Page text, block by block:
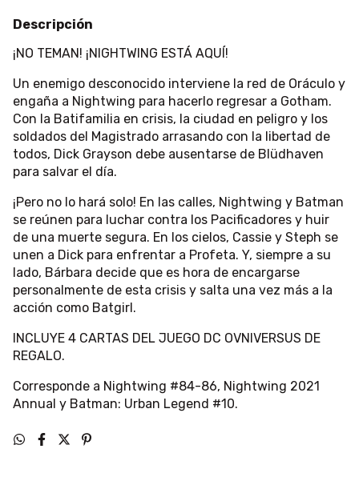
Descripción
¡NO TEMAN! ¡NIGHTWING ESTÁ AQUÍ!
Un enemigo desconocido interviene la red de Oráculo y
engaña a Nightwing para hacerlo regresar a Gotham.
Con la Batifamilia en crisis, la ciudad en peligro y los
soldados del Magistrado arrasando con la libertad de
todos, Dick Grayson debe ausentarse de Blüdhaven
para salvar el día.
¡Pero no lo hará solo! En las calles, Nightwing y Batman
se reúnen para luchar contra los Pacificadores y huir
de una muerte segura. En los cielos, Cassie y Steph se
unen a Dick para enfrentar a Profeta. Y, siempre a su
lado, Bárbara decide que es hora de encargarse
personalmente de esta crisis y salta una vez más a la
acción como Batgirl.
INCLUYE 4 CARTAS DEL JUEGO DC OVNIVERSUS DE
REGALO.
Corresponde a Nightwing #84-86, Nightwing 2021
Annual y Batman: Urban Legend #10.